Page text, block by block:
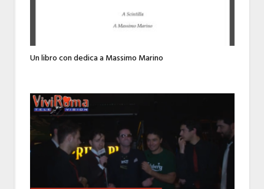
Un libro con dedica a Massimo Marino